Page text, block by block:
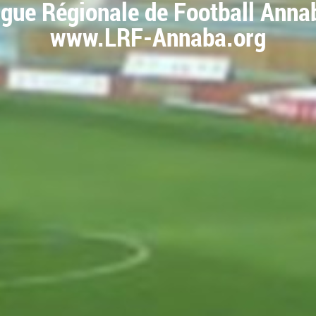
Régionale de Football
www.LRF-Annaba.org